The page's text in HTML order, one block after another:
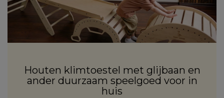
Houten klimtoestel met glijbaan en
ander duurzaam speelgoed voor in
huis